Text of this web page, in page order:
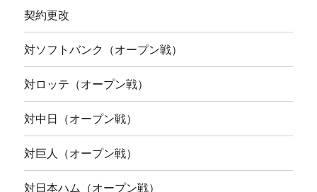
契約更改
対ソフトバンク（オープン戦）
対ロッテ（オープン戦）
対中日（オープン戦）
対巨人（オープン戦）
対日本ハム（オープン戦）